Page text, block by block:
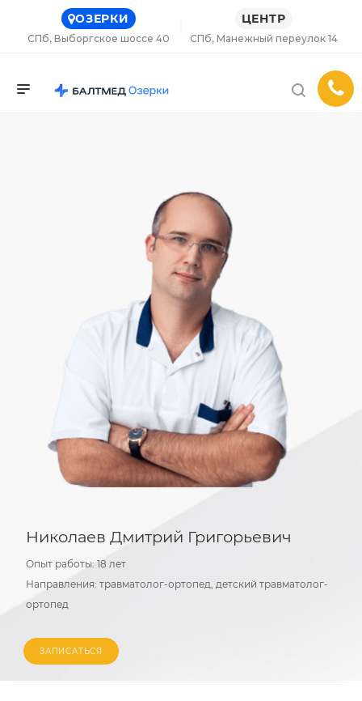
ОЗЕРКИ
СПб, Выборгское шоссе 40
ЦЕНТР
СПб, Манежный переулок 14
Николаев Дмитрий Григорьевич
Опыт работы: 18 лет
Направления: травматолог-ортопед, детский травматолог-
ортопед
ЗАПИСАТЬСЯ